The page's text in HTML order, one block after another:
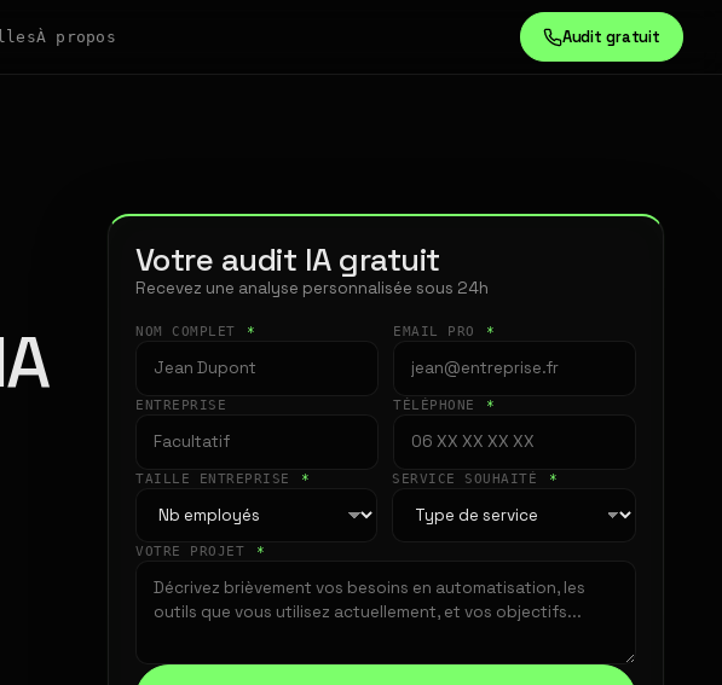
À propos Audit gratuit
Votre audit IA gratuit
Recevez une analyse personnalisée sous 24h
NOM COMPLET * EMAIL PRO *
ENTREPRISE TÉLÉPHONE *
TAILLE ENTREPRISE * SERVICE SOUHAITÉ *
VOTRE PROJET *